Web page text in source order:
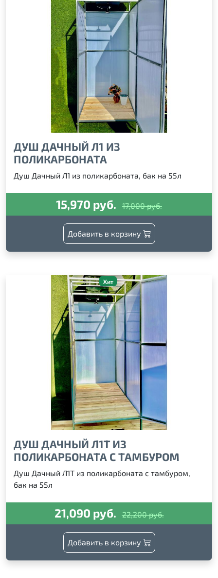
ДУШ ДАЧНЫЙ Л1 ИЗ
ПОЛИКАРБОНАТА
Душ Дачный Л1 из поликарбоната, бак на 55л
15,970 руб. 17,000 руб.
Добавить в корзину
Хит
ДУШ ДАЧНЫЙ Л1Т ИЗ
ПОЛИКАРБОНАТА С ТАМБУРОМ
Душ Дачный Л1Т из поликарбоната с тамбуром,
бак на 55л
21,090 руб. 22,200 руб.
Добавить в корзину